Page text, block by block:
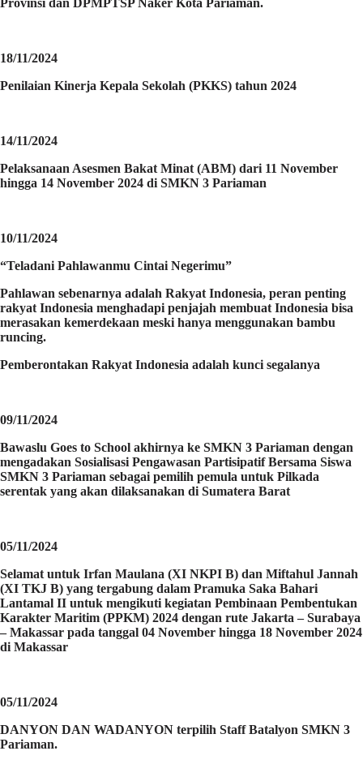
Provinsi dan DPMPTSP Naker Kota Pariaman.
18/11/2024
Penilaian Kinerja Kepala Sekolah (PKKS) tahun 2024
14/11/2024
Pelaksanaan Asesmen Bakat Minat (ABM) dari 11 November
hingga 14 November 2024 di SMKN 3 Pariaman
10/11/2024
“Teladani Pahlawanmu Cintai Negerimu”
Pahlawan sebenarnya adalah Rakyat Indonesia, peran penting
rakyat Indonesia menghadapi penjajah membuat Indonesia bisa
merasakan kemerdekaan meski hanya menggunakan bambu
runcing.
Pemberontakan Rakyat Indonesia adalah kunci segalanya
09/11/2024
Bawaslu Goes to School akhirnya ke SMKN 3 Pariaman dengan
mengadakan Sosialisasi Pengawasan Partisipatif Bersama Siswa
SMKN 3 Pariaman sebagai pemilih pemula untuk Pilkada
serentak yang akan dilaksanakan di Sumatera Barat
05/11/2024
Selamat untuk Irfan Maulana (XI NKPI B) dan Miftahul Jannah
(XI TKJ B) yang tergabung dalam Pramuka Saka Bahari
Lantamal II untuk mengikuti kegiatan Pembinaan Pembentukan
Karakter Maritim (PPKM) 2024 dengan rute Jakarta – Surabaya
– Makassar pada tanggal 04 November hingga 18 November 2024
di Makassar
05/11/2024
DANYON DAN WADANYON terpilih Staff Batalyon SMKN 3
Pariaman.